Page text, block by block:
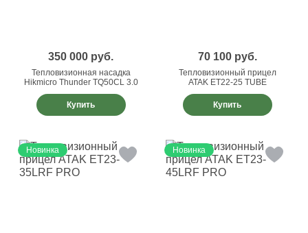
350 000 руб.
Тепловизионная насадка
Hikmicro Thunder TQ50CL 3.0
Купить
70 100 руб.
Тепловизионный прицел
ATAK ET22-25 TUBE
Купить
Новинка Новинка